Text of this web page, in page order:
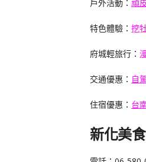
戶外活動： 頑
特色體驗： 挖
府城輕旅行：
交通優惠： 自
住宿優惠： 台
新化美食